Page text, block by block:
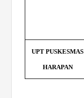
UPT PUSKESMAS
HARAPAN